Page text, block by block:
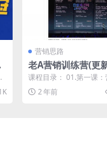
营销思路
老A营销训练营(更
课程目录： 01.第一课：
质_看透营销本质才能玩
p4 02.第二...
2 年前